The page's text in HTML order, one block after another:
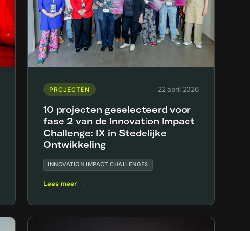
PROJECTEN 22 april 2026
10 projecten geselecteerd voor
fase 2 van de Innovation Impact
Challenge: IX in Stedelijke
Ontwikkeling
INNOVATION IMPACT CHALLENGES
Lees meer →